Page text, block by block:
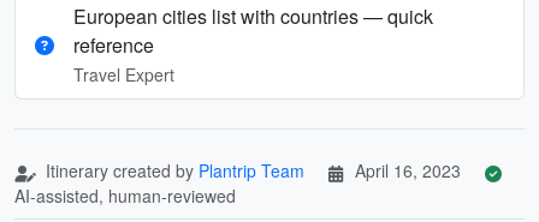
European cities list with countries — quick
reference
Travel Expert
Itinerary created by Plantrip Team
April 16, 2023
AI-assisted, human-reviewed